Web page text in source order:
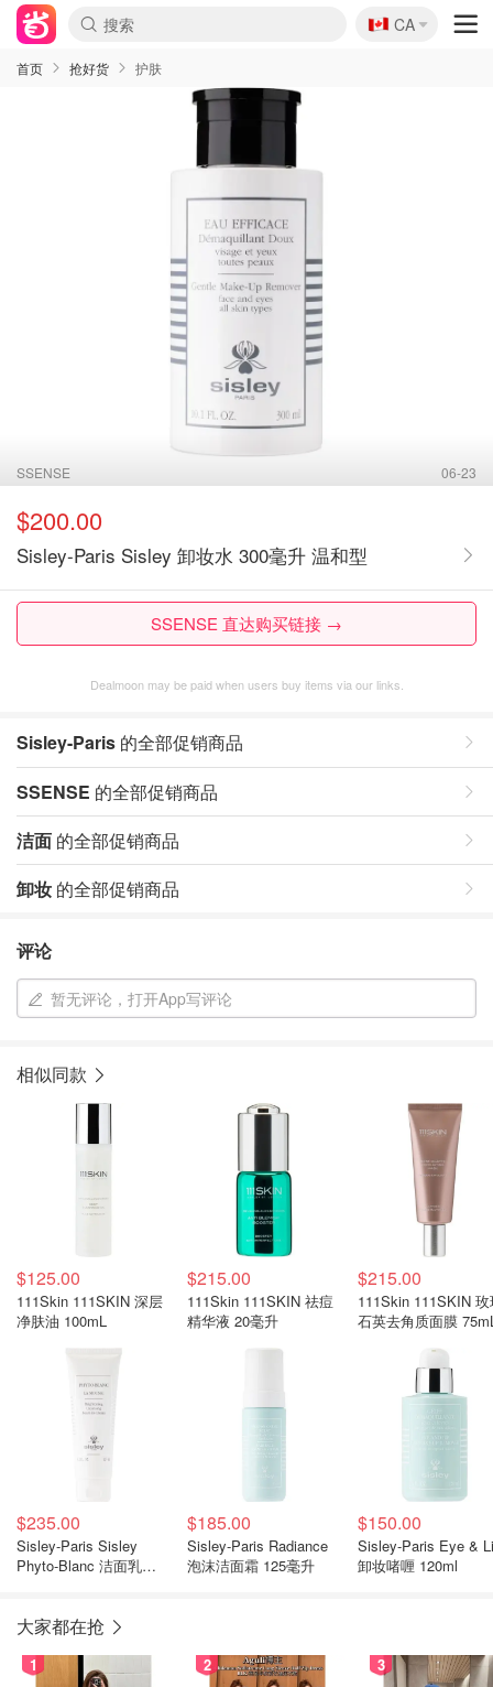
🇨🇦
CA
首页 抢好货 护肤
SSENSE 06-23
$200.00
Sisley-Paris Sisley 卸妆水 300毫升 温和型
SSENSE 直达购买链接 →
Dealmoon may be paid when users buy items via our links.
Sisley-Paris 的全部促销商品
SSENSE 的全部促销商品
洁面 的全部促销商品
卸妆 的全部促销商品
评论
暂无评论，打开App写评论
相似同款
$125.00
111Skin 111SKIN 深层
净肤油 100mL
$215.00
111Skin 111SKIN 祛痘
精华液 20毫升
$215.00
111Skin 111SKIN
石英去角质面膜
$235.00
Sisley-Paris Sisley
Phyto-Blanc 洁面乳
$185.00
Sisley-Paris Radiance
泡沫洁面霜 125毫升
$150.00
Sisley-Paris Eye &
卸妆啫喱 120ml
大家都在抢
1 2 3